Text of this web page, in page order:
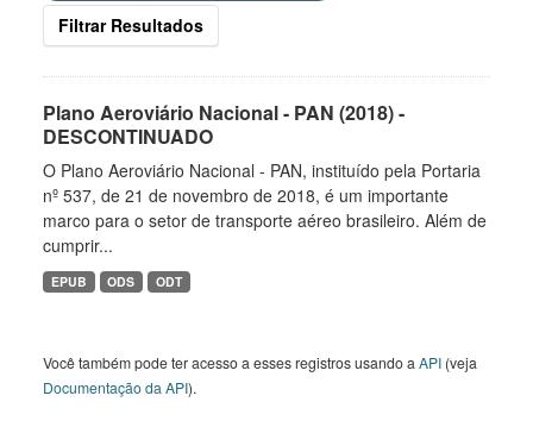
Filtrar Resultados
Plano Aeroviário Nacional - PAN (2018) -
DESCONTINUADO
O Plano Aeroviário Nacional - PAN, instituído pela Portaria
nº 537, de 21 de novembro de 2018, é um importante
marco para o setor de transporte aéreo brasileiro. Além de
cumprir...
EPUB ODS ODT
Você também pode ter acesso a esses registros usando a API (veja
Documentação da API).